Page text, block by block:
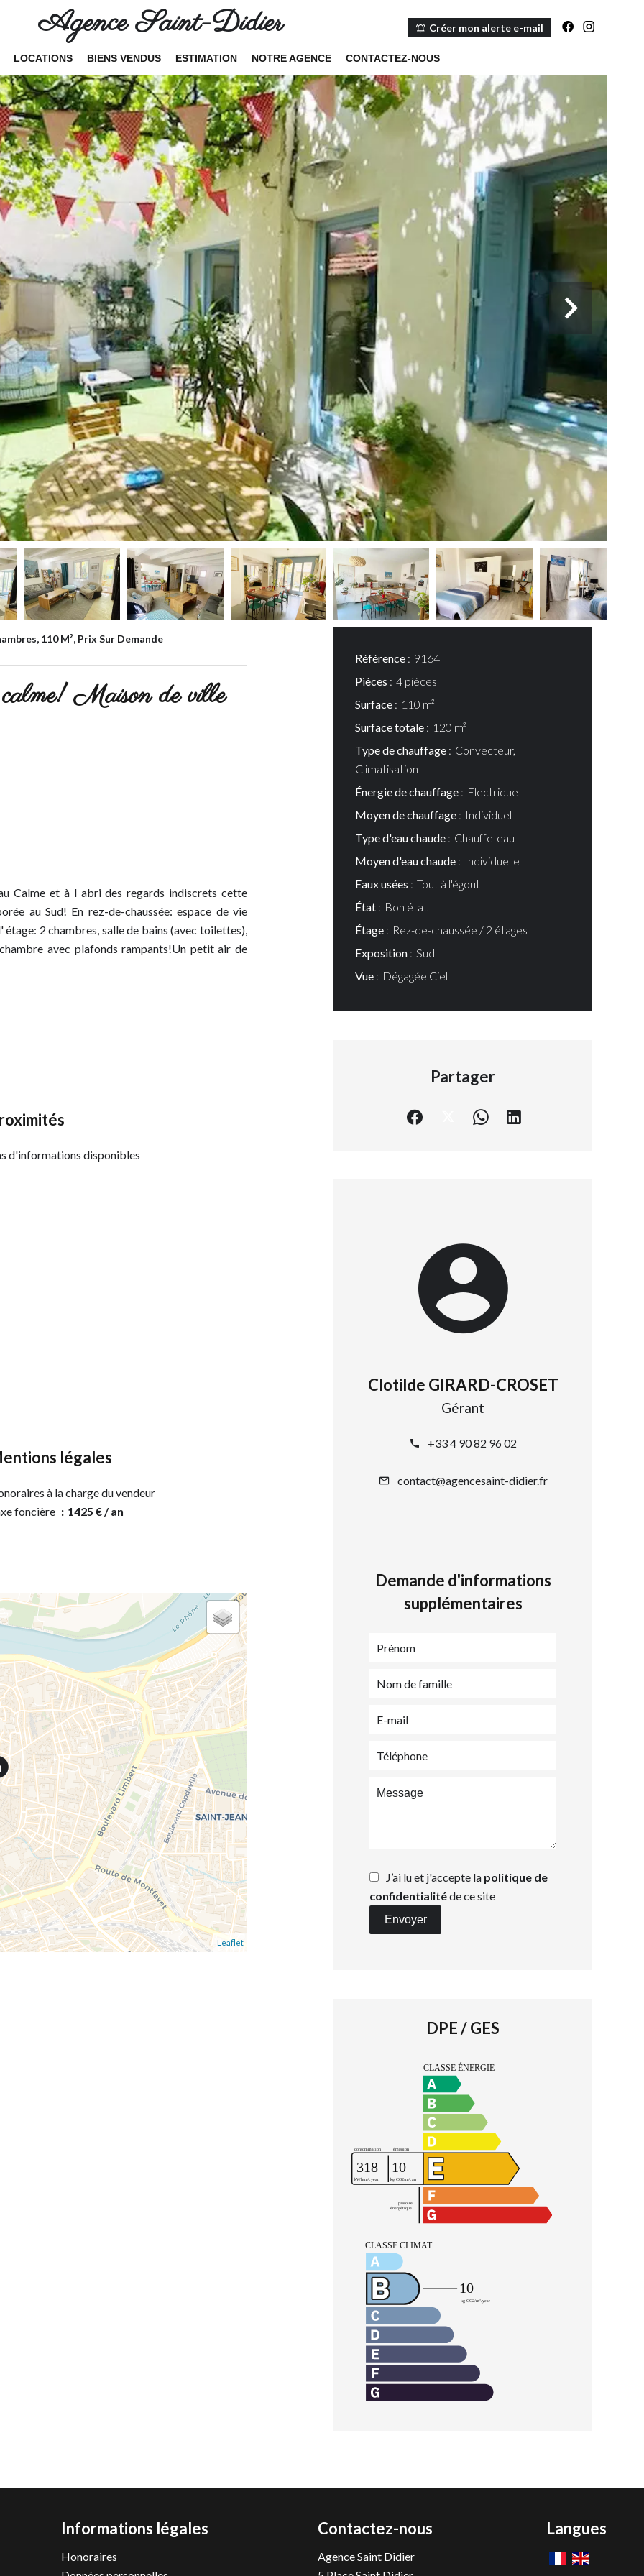
Agence Saint-Didier Créer mon alerte e-mail
LOCATIONS BIENS VENDUS ESTIMATION NOTRE AGENCE CONTACTEZ-NOUS
110 M², Prix Sur Demande
Maison de ville
Calme et à l abri des regards indiscrets cette
au Sud! En rez-de-chaussée: espace de vie
2 chambres, salle de bains (avec toilettes),
avec plafonds rampants!Un petit air de
d'informations disponibles
légales
à la charge du vendeur
foncière
1425 € / an
Leaflet
Référence
9164
Pièces
4 pièces
Surface
110 m²
Surface totale
120 m²
Type de chauffage
Convecteur,
Climatisation
Énergie de chauffage
Electrique
Moyen de chauffage
Individuel
Type d'eau chaude
Chauffe-eau
Moyen d'eau chaude
Individuelle
Eaux usées
Tout à l'égout
État
Bon état
Étage
Rez-de-chaussée / 2 étages
Exposition
Sud
Vue
Dégagée Ciel
Partager
Clotilde GIRARD-CROSET
Gérant
+33 4 90 82 96 02
contact@agencesaint-didier.fr
Demande d'informations
supplémentaires
J’ai lu et j'accepte la politique de
confidentialitéde ce site
Envoyer
DPE / GES
Informations légales
Honoraires
Contactez-nous
Agence Saint Didier
Langues